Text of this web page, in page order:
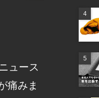
ュース
痛みま